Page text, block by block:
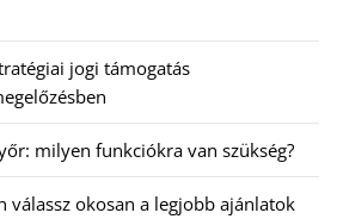
jogi támogatás
milyen funkciókra van szükség?
válassz okosan a legjobb ajánlatok